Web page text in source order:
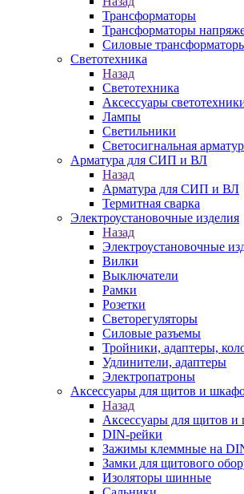
Трансформаторы
Трансформаторы
Силовые
Светотехника
Назад
Светотехника
Аксессуары
Лампы
Светильники
Светосигнальная
Арматура для СИП и ВЛ
Назад
Арматура для СИП и ВЛ
Термитная сварка
Электроустановочные изделия
Назад
Электроустановочные
Вилки
Выключатели
Рамки
Розетки
Светорегуляторы
Силовые разъемы
Тройники, адаптеры,
Удлинители, адаптеры
Электропатроны
Аксессуары для щитов и
Назад
Аксессуары для щитов и
DIN-рейки
Зажимы клеммные на
Замки для щитового
Изоляторы шинные